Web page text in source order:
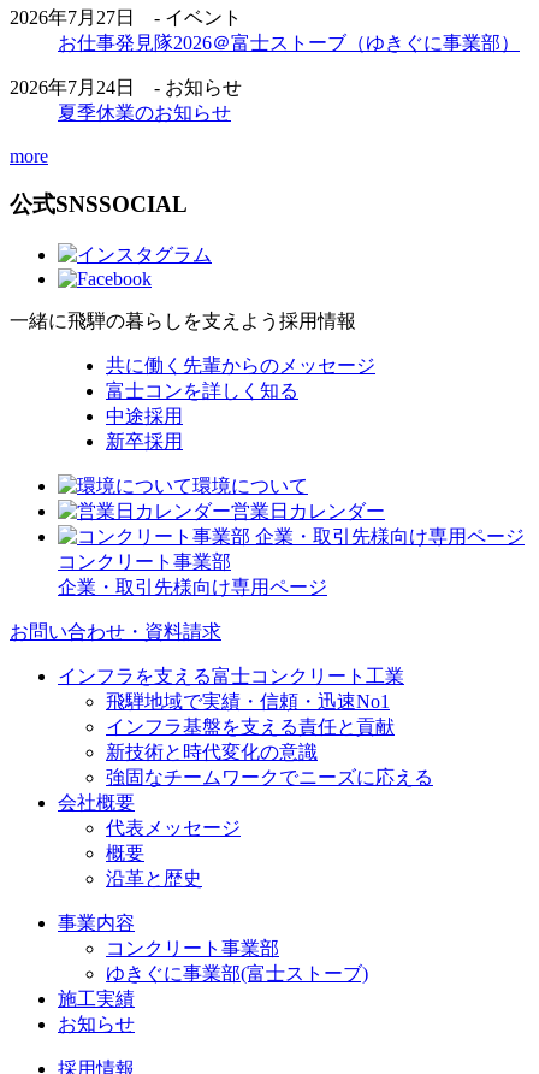
2026年7月27日 - イベント
お仕事発見隊2026＠富士ストーブ（ゆきぐに事業部）
2026年7月24日 - お知らせ
夏季休業のお知らせ
more
公式SNSSOCIAL
一緒に飛騨の暮らしを支えよう 採用情報
共に働く先輩からのメッセージ
富士コンを詳しく知る
中途採用
新卒採用
環境について
営業日カレンダー
コンクリート事業部
企業・取引先様向け専用ページ
お問い合わせ・資料請求
インフラを支える富士コンクリート工業
飛騨地域で実績・信頼・迅速No1
インフラ基盤を支える責任と貢献
新技術と時代変化の意識
強固なチームワークでニーズに応える
会社概要
代表メッセージ
概要
沿革と歴史
事業内容
コンクリート事業部
ゆきぐに事業部(富士ストーブ)
施工実績
お知らせ
採用情報